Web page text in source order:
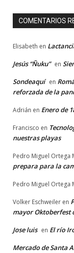
COMENTARIOS
Elisabeth en
Jesús “Ñuku” en
Sondeaquí en
reforzada de la
Adrián en Enero de
Francisco en
nuestras playas
Pedro Miguel Ortega
prepara para la
Pedro Miguel Ortega
Volker Eschweiler en
mayor Oktoberfest
Jose luis en El río
Mercado de Santa